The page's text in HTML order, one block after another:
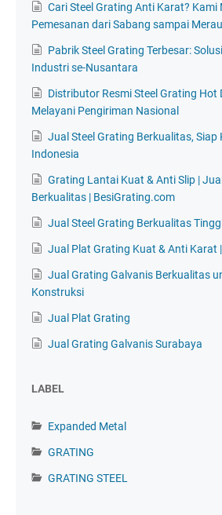
Cari Steel Grating Anti Karat? Kami
Pemesanan dari Sabang sampai
Pabrik Steel Grating Terbesar:
Industri se-Nusantara
Distributor Resmi Steel Grating Hot
Melayani Pengiriman Nasional
Jual Steel Grating Berkualitas, Siap
Indonesia
Grating Lantai Kuat & Anti Slip |
Berkualitas | BesiGrating.com
Jual Steel Grating Berkualitas
Jual Plat Grating Kuat & Anti Karat
Jual Grating Galvanis Berkualitas
Konstruksi
Jual Plat Grating
Jual Grating Galvanis Surabaya
LABEL
Expanded Metal
GRATING
GRATING STEEL